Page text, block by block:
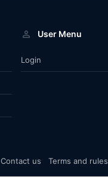
User Menu
Login
Contact us Terms and rules